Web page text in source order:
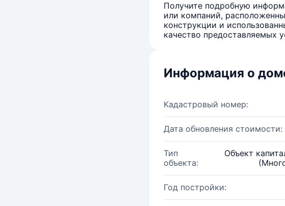
Получите подробную
или компаний,
конструкции и
качество предоставляемых
Информация о
Кадастровый номер:
Дата обновления стоимости:
Тип
объекта:
Объект
Год постройки: